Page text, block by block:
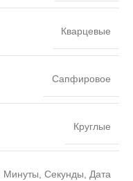
Кварцевые
Сапфировое
Круглые
Минуты, Секунды, Дата